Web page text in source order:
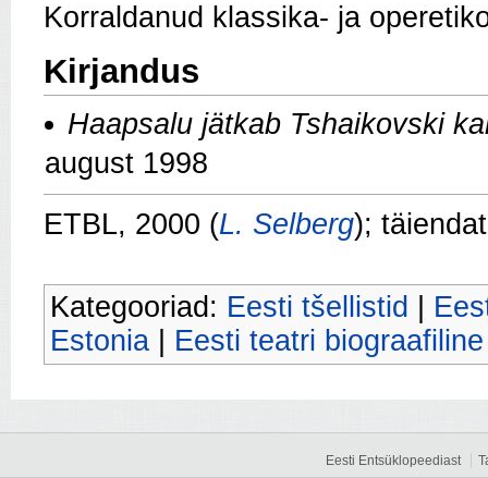
Korraldanud klassika- ja
Kirjandus
Haapsalu jätkab Tshaikovski
august 1998
ETBL, 2000 (L. Selberg);
Kategooriad: Eesti tšellistid
Estonia
Eesti teatri
Eesti Entsüklopeediast